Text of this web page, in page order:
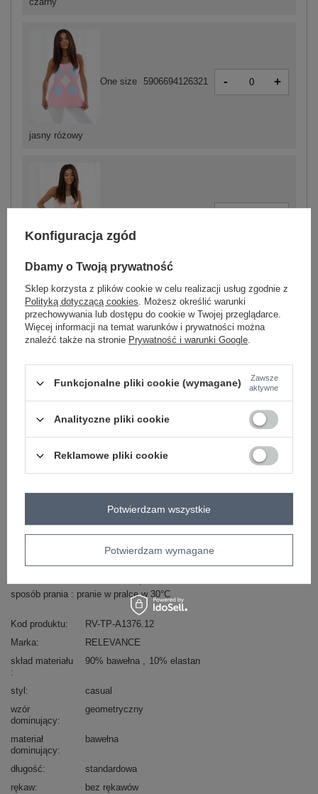
jasny różowy
One size 5906694126321 - +
jasny żółty
niebieski
-
Masz pytanie? Chętnie pomożemy.
+48 601 547 740
sposób prania : pranie w pralce w 30°C
Kod produktu
RV-TP-A1376.12
Marka
RELEVANCE
skład materiału
90% bawełna 10% elastan
styl
casual
wzór
dominujący
geometryczny
materiał
dominujący
bawełna
długość
standardowa
rękaw
bez rękawów
Konfiguracja zgód
Dbamy o Twoją prywatność
Sklep korzysta z plików cookie w celu realizacji usług zgodnie z
Polityką dotyczącą cookies. Możesz określić warunki
przechowywania lub dostępu do cookie w Twojej przeglądarce.
Więcej informacji na temat warunków i prywatności można
znaleźć także na stronie Prywatność i warunki Google.
Funkcjonalne pliki cookie (wymagane)
Zawsze
aktywne
Analityczne pliki cookie
Reklamowe pliki cookie
Potwierdzam wymagane
Potwierdzam wszystkie